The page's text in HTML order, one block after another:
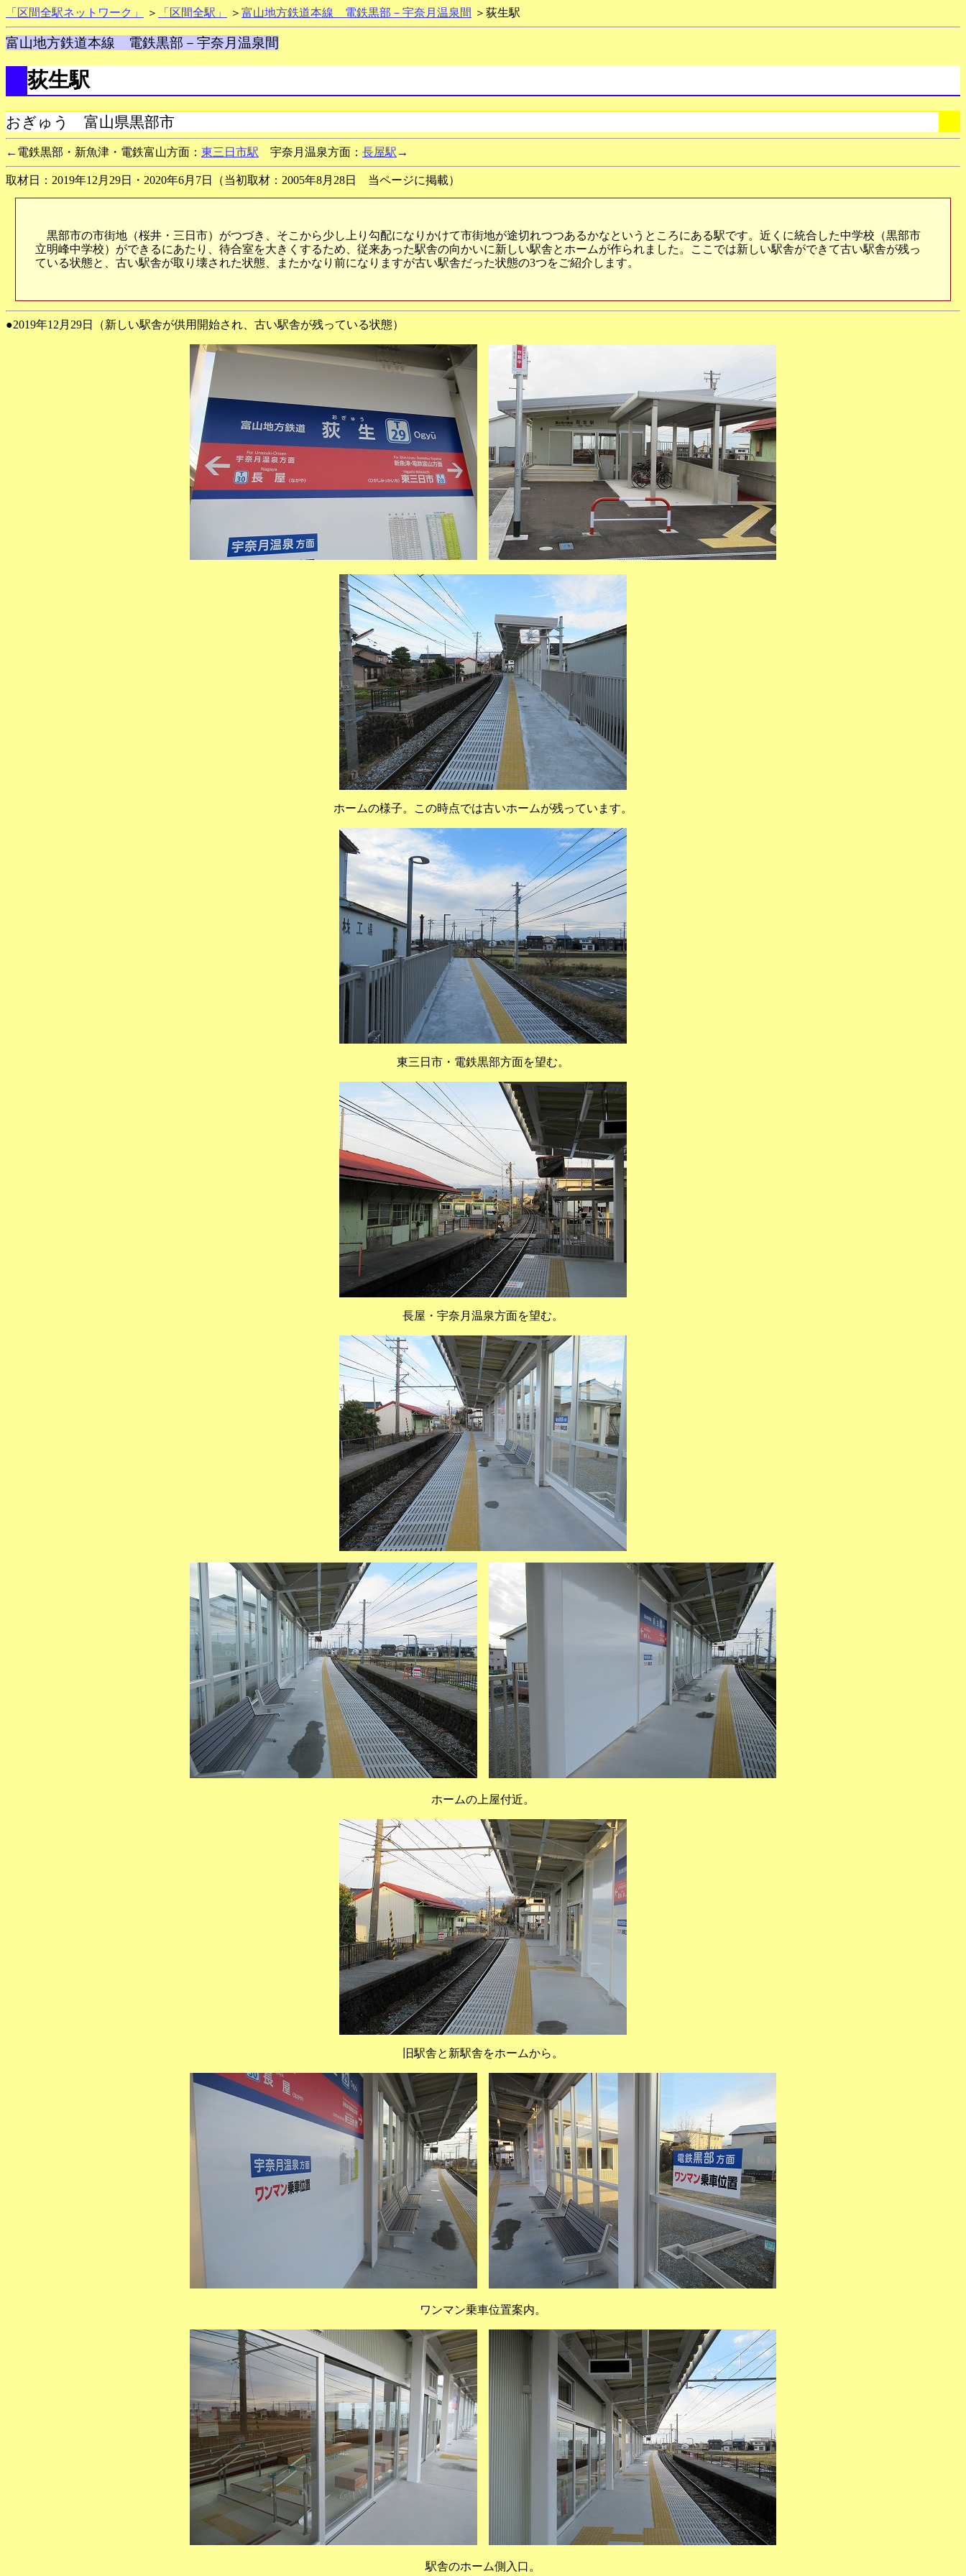
「区間全駅ネットワーク」 ＞ 「区間全駅」 ＞ 富山地方鉄道本線 電鉄黒部－宇奈月温泉間 ＞荻生駅
富山地方鉄道本線 電鉄黒部－宇奈月温泉間
荻生駅
おぎゅう 富山県黒部市
←電鉄黒部・新魚津・電鉄富山方面： 東三日市駅 宇奈月温泉方面： 長屋駅 →
取材日：2019年12月29日・2020年6月7日（当初取材：2005年8月28日 当ページに掲載）
黒部市の市街地（桜井・三日市）がつづき、そこから少し上り勾配になりかけて市街地が途切れつつあるかなというところにある駅です。近くに統合した中学校（黒部市
立明峰中学校）ができるにあたり、待合室を大きくするため、従来あった駅舎の向かいに新しい駅舎とホームが作られました。ここでは新しい駅舎ができて古い駅舎が残っ
ている状態と、古い駅舎が取り壊された状態、またかなり前になりますが古い駅舎だった状態の3つをご紹介します。
●2019年12月29日（新しい駅舎が供用開始され、古い駅舎が残っている状態）
ホームの様子。この時点では古いホームが残っています。
東三日市・電鉄黒部方面を望む。
長屋・宇奈月温泉方面を望む。
ホームの上屋付近。
旧駅舎と新駅舎をホームから。
ワンマン乗車位置案内。
駅舎のホーム側入口。